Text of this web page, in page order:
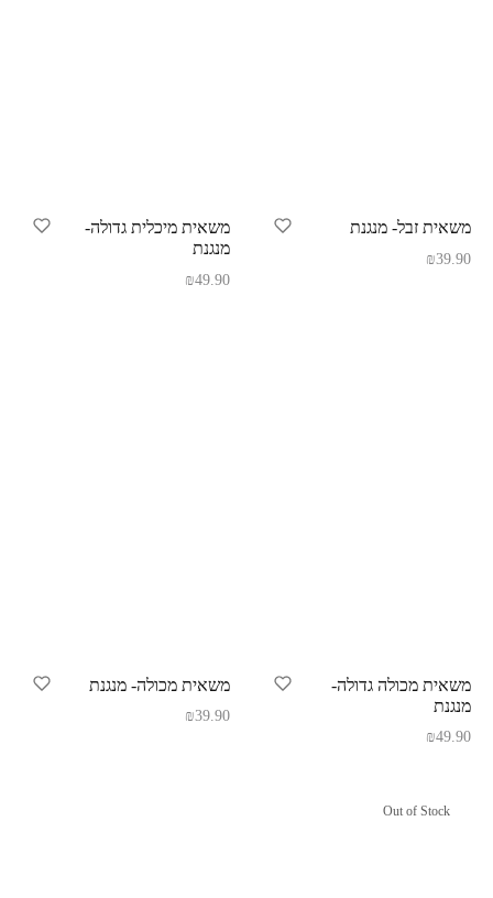
משאית זבל- מנגנת
₪39.90
משאית מיכלית גדולה-
מנגנת
₪49.90
משאית מכולה גדולה-
מנגנת
₪49.90
משאית מכולה- מנגנת
₪39.90
Out of Stock